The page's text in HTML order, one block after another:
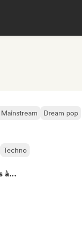
Dream pop
Techno
à…